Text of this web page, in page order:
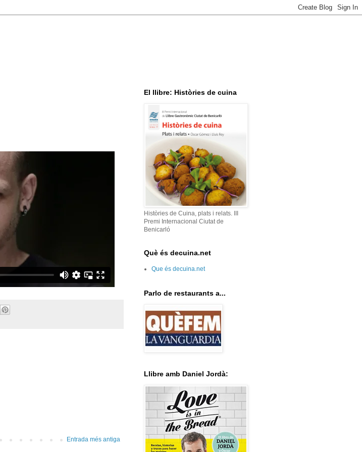
Entrada més antiga
El llibre: Històries de cuina
Històries de Cuina, plats i relats. III
Premi Internacional Ciutat de
Benicarló
Què és decuina.net
Que és decuina.net
Parlo de restaurants a...
Llibre amb Daniel Jordà: